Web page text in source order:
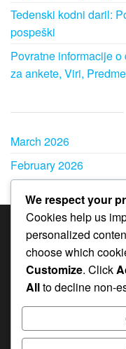
Tedenski kodni daril:
pospeški
Povratne informacije
za ankete, Viri,
March 2026
February 2026
Bonusi mesečne
Survival
Darilne kode v
Nagrade za
We respect your
Cookies help us
personalized
choose which
Customize. Click
Allto decline non-